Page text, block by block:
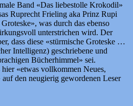
Band «Das liebestolle Krokodil»
Ruprecht Frieling aka Prinz Rupi
was durch das ebenso
unterstrichen wird. Der
dass diese «stürmische Groteske …
Intelligenz) geschriebene und
Bücherhimmel» sei.
hier «etwas vollkommen Neues,
den neugierig gewordenen Leser